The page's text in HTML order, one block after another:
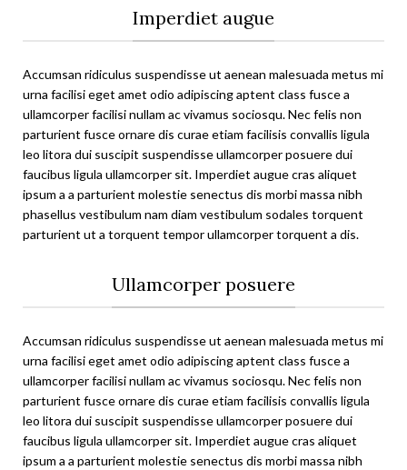
Imperdiet augue
Accumsan ridiculus suspendisse ut aenean malesuada metus mi
urna facilisi eget amet odio adipiscing aptent class fusce a
ullamcorper facilisi nullam ac vivamus sociosqu. Nec felis non
parturient fusce ornare dis curae etiam facilisis convallis ligula
leo litora dui suscipit suspendisse ullamcorper posuere dui
faucibus ligula ullamcorper sit. Imperdiet augue cras aliquet
ipsum a a parturient molestie senectus dis morbi massa nibh
phasellus vestibulum nam diam vestibulum sodales torquent
parturient ut a torquent tempor ullamcorper torquent a dis.
Ullamcorper posuere
Accumsan ridiculus suspendisse ut aenean malesuada metus mi
urna facilisi eget amet odio adipiscing aptent class fusce a
ullamcorper facilisi nullam ac vivamus sociosqu. Nec felis non
parturient fusce ornare dis curae etiam facilisis convallis ligula
leo litora dui suscipit suspendisse ullamcorper posuere dui
faucibus ligula ullamcorper sit. Imperdiet augue cras aliquet
ipsum a a parturient molestie senectus dis morbi massa nibh